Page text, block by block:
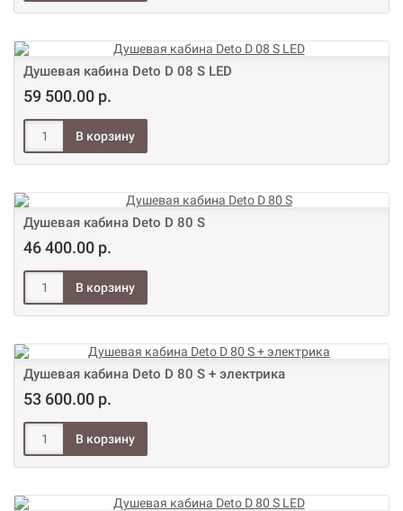
Душевая кабина Deto D 08 S LED
59 500.00 р.
Душевая кабина Deto D 80 S
46 400.00 р.
Душевая кабина Deto D 80 S + электрика
53 600.00 р.